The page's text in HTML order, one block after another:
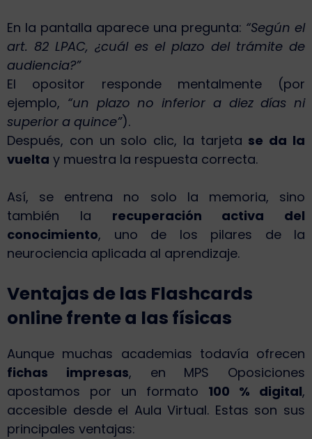
En la pantalla aparece una pregunta: “Según el
art. 82 LPAC, ¿cuál es el plazo del trámite de
audiencia?”
El opositor responde mentalmente (por
ejemplo, “un plazo no inferior a diez días ni
superior a quince”).
Después, con un solo clic, la tarjeta se da la
vuelta y muestra la respuesta correcta.
Así, se entrena no solo la memoria, sino
también la recuperación activa del
conocimiento, uno de los pilares de la
neurociencia aplicada al aprendizaje.
Ventajas de las Flashcards
online frente a las físicas
Aunque muchas academias todavía ofrecen
fichas impresas, en MPS Oposiciones
apostamos por un formato 100 % digital,
accesible desde el Aula Virtual. Estas son sus
principales ventajas: